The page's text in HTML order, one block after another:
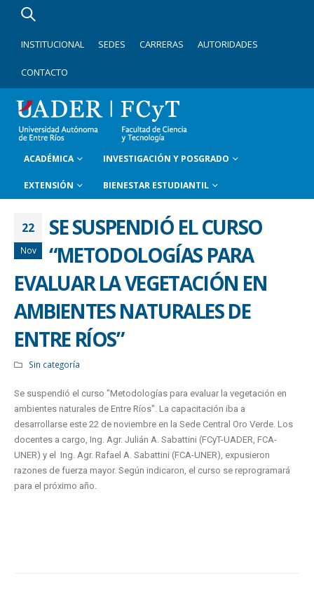
INSTITUCIONAL SEDES CARRERAS AUTORIDADES
CONTACTO
ACADÉMICA INVESTIGACIÓN Y POSGRADO
EXTENSIÓN BIENESTAR ESTUDIANTIL
22
Nov
SE SUSPENDIÓ EL CURSO
“METODOLOGÍAS PARA
EVALUAR LA VEGETACIÓN EN
AMBIENTES NATURALES DE
ENTRE RÍOS”
Sin categoría
Se suspendió el curso "Metodologías para evaluar la vegetación en
ambientes naturales de Entre Ríos". La capacitación iba a
desarrollarse este 22 de noviembre en la Sede Central Oro Verde. Los
docentes a cargo, Ing. Agr. Julián A. Sabattini (FCyT-UADER, FCA-
UNER) y el Ing. Agr. Rafael A. Sabattini (FCA-UNER), expusieron
razones de fuerza mayor. Según indicaron, el curso se reprogramará
para el próximo año.